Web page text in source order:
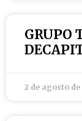
GRUPO
2 de agosto de